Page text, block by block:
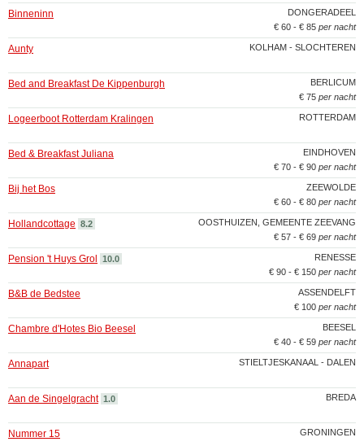
DONGERADEEL
Binneninn
€ 60 - € 85 per nacht
KOLHAM - SLOCHTEREN
Aunty
BERLICUM
Bed and Breakfast De Kippenburgh
€ 75 per nacht
ROTTERDAM
Logeerboot Rotterdam Kralingen
EINDHOVEN
Bed & Breakfast Juliana
€ 70 - € 90 per nacht
ZEEWOLDE
Bij het Bos
€ 60 - € 80 per nacht
OOSTHUIZEN, GEMEENTE ZEEVANG
Hollandcottage 8.2
€ 57 - € 69 per nacht
RENESSE
Pension 't Huys Grol
10.0
€ 90 - € 150 per nacht
ASSENDELFT
B&B de Bedstee
€ 100 per nacht
BEESEL
Chambre d'Hotes Bio Beesel
€ 40 - € 59 per nacht
STIELTJESKANAAL - DALEN
Annapart
BREDA
Aan de Singelgracht 1.0
GRONINGEN
Nummer 15